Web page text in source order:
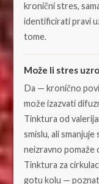
kronični stres,
identificirati pravi
tome.
Može li stres
Da — kronično
može izazvati
Tinktura od
smislu, ali
neizravno pomaže
Tinktura za
gotu kolu —